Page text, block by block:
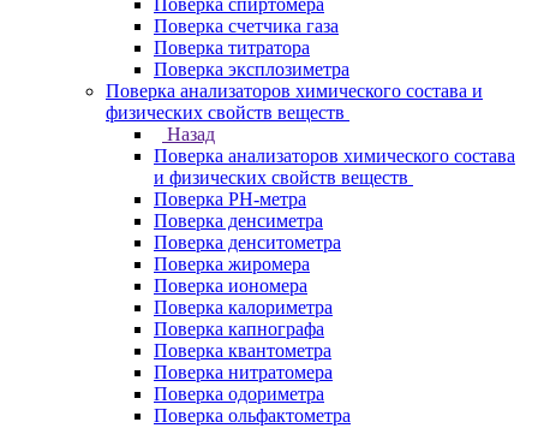
Поверка спиртомера
Поверка счетчика газа
Поверка титратора
Поверка эксплозиметра
Поверка анализаторов химического состава и
физических свойств веществ
Назад
Поверка анализаторов химического состава
и физических свойств веществ
Поверка PH-метра
Поверка денсиметра
Поверка денситометра
Поверка жиромера
Поверка иономера
Поверка калориметра
Поверка капнографа
Поверка квантометра
Поверка нитратомера
Поверка одориметра
Поверка ольфактометра